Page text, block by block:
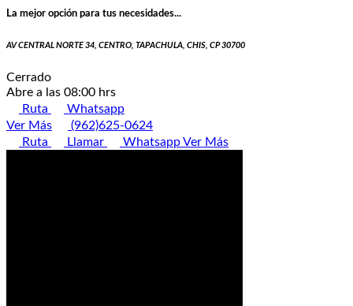
La mejor opción para tus necesidades...
AV CENTRAL NORTE 34, CENTRO, TAPACHULA, CHIS, CP 30700
Cerrado
Abre a las 08:00 hrs
Ruta
Whatsapp
Ver Más
(962)625-0624
Ruta
Llamar WhatsappVer Más